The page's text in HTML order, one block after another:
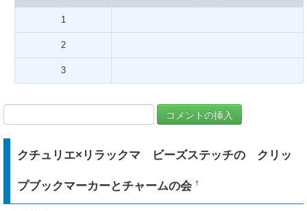
1
2
3
クチュリエ×リラックマ ビーズステッチの クリッ
プブックマーカーとチャームの会†